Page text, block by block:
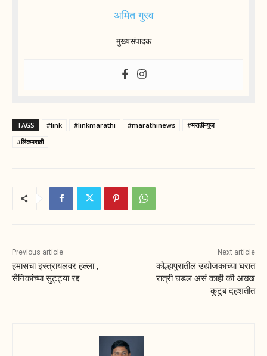
अमित गुरव
मुख्यसंपादक
TAGS #link #linkmarathi #marathinews
#मराठीन्यूज
#लिंकमराठी
Previous article
हमासचा इस्त्रायलवर हल्ला ,
सैनिकांच्या सुट्ट्या रद्द
Next article
कोल्हापुरातील उद्योजकाच्या घरात
रात्री घडल असं काही की अख्ख
कुटुंब दहशतीत